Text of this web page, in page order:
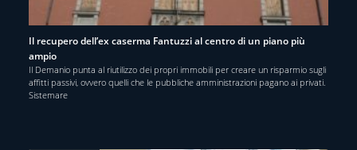
Il recupero dell’ex caserma Fantuzzi al centro di un piano più
ampio
Il Demanio punta al riutilizzo dei propri immobili per creare un risparmio sugli
affitti passivi, ovvero quelli che le pubbliche amministrazioni pagano ai privati.
Sistemare